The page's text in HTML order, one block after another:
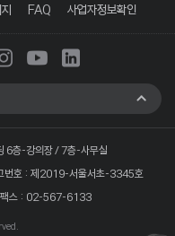
FAQ 사업자정보확인
6층-강의장 / 7층-사무실
번호 : 제2019-서울서초-3345호
팩스 : 02-567-6133